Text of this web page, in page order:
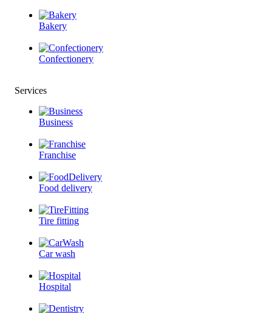
Bakery
Confectionery
Services
Business
Franchise
Food delivery
Tire fitting
Car wash
Hospital